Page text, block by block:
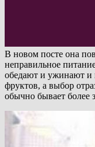
В новом посте она
неправильное
обедают и ужинают и
фруктов, а выбор
обычно бывает более